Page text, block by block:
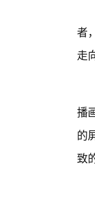
者
走
播
的
致